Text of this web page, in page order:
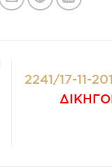
2241/17-11-